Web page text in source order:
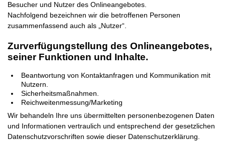
Besucher und Nutzer des Onlineangebotes.
Nachfolgend bezeichnen wir die betroffenen Personen
zusammenfassend auch als „Nutzer“.
Zurverfügungstellung des Onlineangebotes,
seiner Funktionen und Inhalte.
Beantwortung von Kontaktanfragen und Kommunikation mit
Nutzern.
Sicherheitsmaßnahmen.
Reichweitenmessung/Marketing
Wir behandeln Ihre uns übermittelten personenbezogenen Daten
und Informationen vertraulich und entsprechend der gesetzlichen
Datenschutzvorschriften sowie dieser Datenschutzerklärung.